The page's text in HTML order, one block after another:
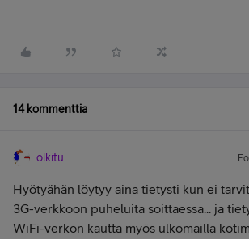
14 kommenttia
olkitu
Hyötyähän löytyy aina tietysti kun ei
3G-verkkoon puheluita soittaessa... ja
WiFi-verkon kautta myös ulkomailla